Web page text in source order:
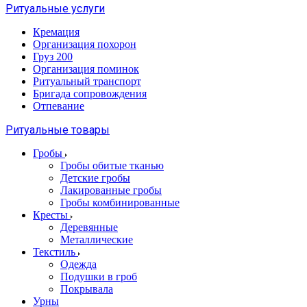
Ритуальные услуги
Кремация
Организация похорон
Груз 200
Организация поминок
Ритуальный транспорт
Бригада сопровождения
Отпевание
Ритуальные товары
Гробы
Гробы обитые тканью
Детские гробы
Лакированные гробы
Гробы комбинированные
Кресты
Деревянные
Металлические
Текстиль
Одежда
Подушки в гроб
Покрывала
Урны